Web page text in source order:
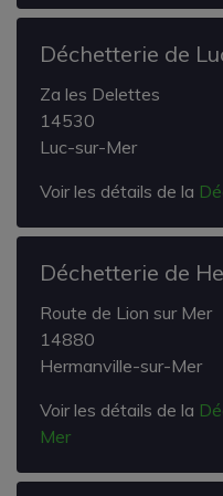
Déchetterie de
Za les Delettes
14530
Luc-sur-Mer
Voir les détails de la
Déchetterie de
Route de Lion sur Mer
14880
Hermanville-sur-Mer
Voir les détails de la
Mer